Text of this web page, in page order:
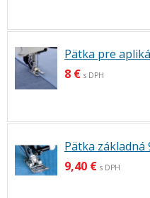
Pätka pre
8 € s DPH
Pätka základná
9,40 € s DPH